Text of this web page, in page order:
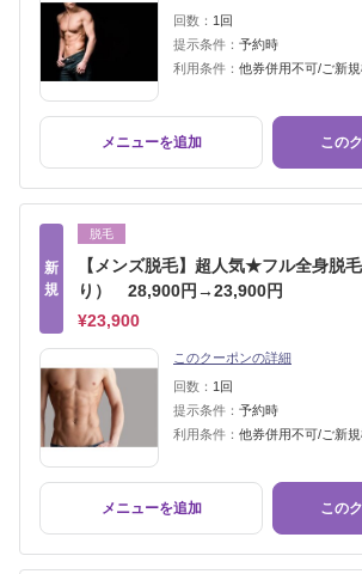
回数： 1回
提示条件： 予約時
利用条件： 他券併用不可/ご新
メニューを追加 この
新
規
脱毛
【メンズ脱毛】超人気★フル全身脱
り） 28,900円→23,900円
¥23,900
このクーポンの詳細
回数： 1回
提示条件： 予約時
利用条件： 他券併用不可/ご新
メニューを追加 この